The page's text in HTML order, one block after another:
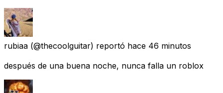
rubiaa (@thecoolguitar) reportó hace 46 minutos
después de una buena noche, nunca falla un roblox